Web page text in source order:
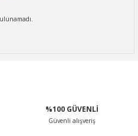
%100 GÜVENLİ
Güvenli alışveriş